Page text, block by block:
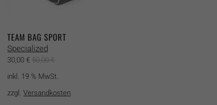
TEAM BAG SPORT
Specialized
30,00 € 50,00€
inkl. 19 % MwSt.
zzgl. Versandkosten